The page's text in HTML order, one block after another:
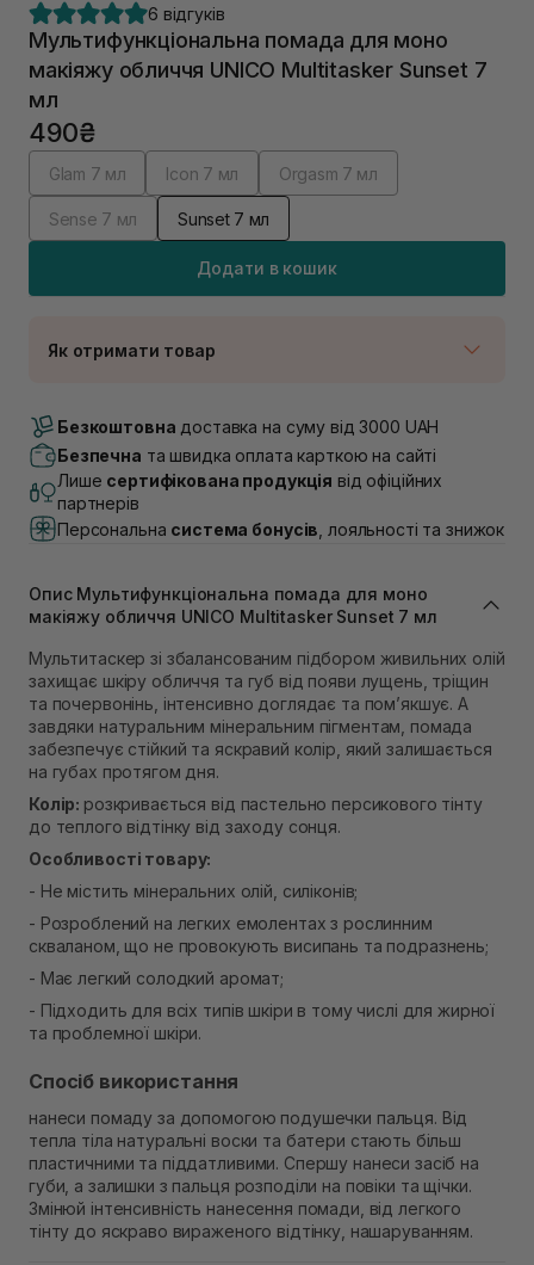
6 відгуків
Мультифункціональна помада для моно
макіяжу обличчя UNICO Multitasker Sunset 7
мл
490₴
Glam 7 мл Icon 7 мл Orgasm 7 мл
Sense 7 мл Sunset 7 мл
Додати в кошик
Як отримати товар
В наявності
Самовивіз м. Луцьк, вул. Винниченка 4
В наявності
Самовивіз м. Львів, вул. Академіка Підстригача, 1В
(Duck’s Lake)
В наявності
В наявності
Самовивіз м. Львів, вул. Степана Бандери 45
Самовивіз м. Рівне, вул. 16-го Липня, 15
В наявності
Самовивіз м. Рівне, вул. Кулика і Гудачека 23 (ТЦ
Екватор)
В наявності
Безкоштовна доставка на суму від 3000 UAH
Безпечна та швидка оплата карткою на сайті
Лише сертифікована продукція від офіційних
партнерів
Персональна система бонусів , лояльності та знижок
Опис Мультифункціональна помада для моно
макіяжу обличчя UNICO Multitasker Sunset 7 мл
Мультитаскер зі збалансованим підбором живильних олій
захищає шкіру обличчя та губ від появи лущень, тріщин
та почервонінь, інтенсивно доглядає та пом’якшує. А
завдяки натуральним мінеральним пігментам, помада
забезпечує стійкий та яскравий колір, який залишається
на губах протягом дня.
Колір: розкривається від пастельно персикового тінту
до теплого відтінку від заходу сонця.
Особливості товару:
- Не містить мінеральних олій, силіконів;
- Розроблений на легких емолентах з рослинним
скваланом, що не провокують висипань та подразнень;
- Має легкий солодкий аромат;
- Підходить для всіх типів шкіри в тому числі для жирної
та проблемної шкіри.
Спосіб використання
нанеси помаду за допомогою подушечки пальця. Від
тепла тіла натуральні воски та батери стають більш
пластичними та піддатливими. Спершу нанеси засіб на
губи, а залишки з пальця розподіли на повіки та щічки.
Змінюй інтенсивність нанесення помади, від легкого
тінту до яскраво вираженого відтінку, нашаруванням.